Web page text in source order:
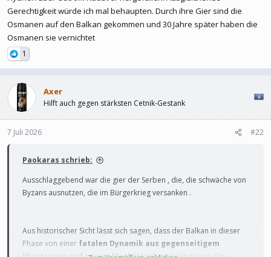
Gerechtigkeit würde ich mal behaupten. Durch ihre Gier sind die
Osmanen auf den Balkan gekommen und 30 Jahre später haben die
Osmanen sie vernichtet
1
Axer
Hilft auch gegen stärksten Cetnik-Gestank
7 Juli 2026 #22
Paokaras schrieb:
Ausschlaggebend war die gier der Serben , die, die schwäche von
Byzans ausnutzen, die im Bürgerkrieg versanken .
Aus historischer Sicht lässt sich sagen, dass der Balkan in dieser
Phase von einer fatalen Dynamik aus gegenseitigem